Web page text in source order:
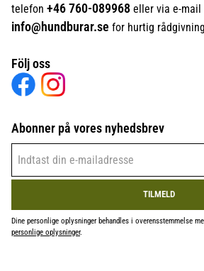
telefon +46760-089968 eller via e-mail
info@hundburar.se for hurtig rådgivning
Följ oss
Abonner på vores nyhedsbrev
TILMELD
Dine personlige oplysninger behandles i overensstemmelse
personlige oplysninger.